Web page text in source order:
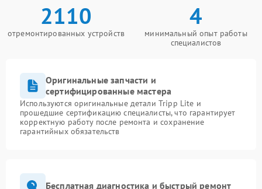
2110
отремонтированных устройств
4
минимальный опыт работы
специалистов
Оригинальные запчасти и
сертифицированные мастера
Используются оригинальные детали Tripp Lite и
прошедшие сертификацию специалисты, что гарантирует
корректную работу после ремонта и сохранение
гарантийных обязательств
Бесплатная диагностика и быстрый ремонт